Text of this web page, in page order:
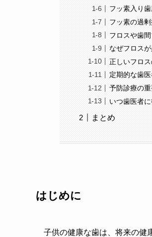
フッ素入り
フッ素の過
フロスや歯
なぜフロス
正しいフロ
定期的な歯
予防診療の
いつ歯医者
まとめ
はじめに
子供の健康な歯は、将来の健